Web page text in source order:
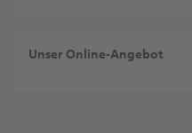
Unser Online-Angebot